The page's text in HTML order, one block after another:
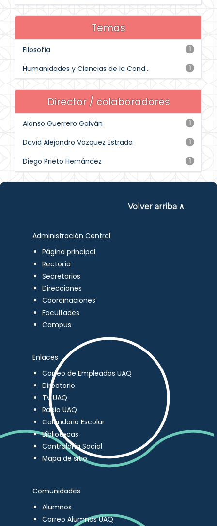
Temas
1
Filosofía
1
Humanidades y Ciencias de la Cond...
Director / colaboradores
1
Alonso Guerrero Galván
1
David Alejandro Vázquez Estrada
1
Diego Prieto Hernández
Volver arriba ∧
Administración Central
Página principal
Rectoría
Secretarios
Direcciones
Coordinaciones
Facultades
Campus
Enlaces
Correo de Empleados UAQ
Directorio
TV UAQ
Radio UAQ
Calendario Escolar
Bibliotecas
Contraloría Social
Mapa de sitio
Comunidades
Alumnos
Correo Alumnos UAQ